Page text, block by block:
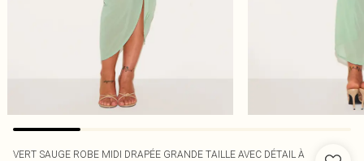
VERT SAUGE ROBE MIDI DRAPÉE GRANDE TAILLE AVEC DÉTAIL À